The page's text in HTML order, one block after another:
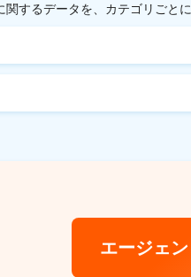
するデータを、カテゴリごとに
エージェ